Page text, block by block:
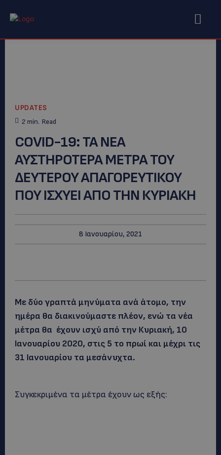
UPDATES
2 min. Read
COVID-19: TA NEA
ΑΥΣΤΗΡΟΤΕΡΑ METΡΑ ΤΟΥ
ΔΕΥΤΕΡΟΥ ΑΠΑΓΟΡΕΥΤΙΚΟΥ
ΠΟΥ ΙΣΧΥΕΙ ΑΠΟ ΤΗΝ ΚΥΡΙΑΚΗ
8 Ιανουαρίου, 2021
Με δύο γραπτά μηνύματα ανά άτομο, την
ημέρα θα διακινούμαστε πλέον, ενώ τα νέα
μέτρα θα έχουν ισχύ από την Κυριακή, 10
Ιανουαρίου 2020, στις 5 το πρωί και μέχρι τις
31 Ιανουαρίου τα μεσάνυχτα.
Συγκεκριμένα τα μέτρα έχουν ως εξής: